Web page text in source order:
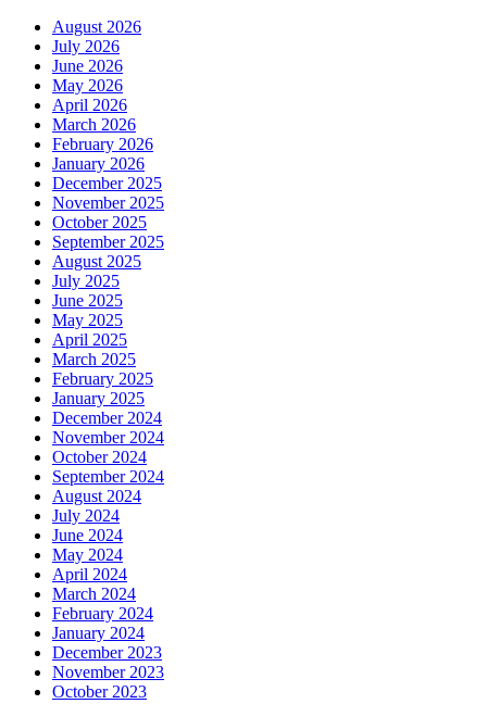
August 2026
July 2026
June 2026
May 2026
April 2026
March 2026
February 2026
January 2026
December 2025
November 2025
October 2025
September 2025
August 2025
July 2025
June 2025
May 2025
April 2025
March 2025
February 2025
January 2025
December 2024
November 2024
October 2024
September 2024
August 2024
July 2024
June 2024
May 2024
April 2024
March 2024
February 2024
January 2024
December 2023
November 2023
October 2023